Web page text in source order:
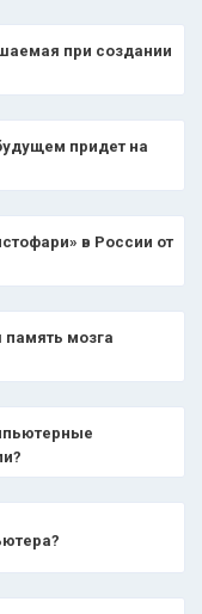
при создании
придет на
в России от
память мозга